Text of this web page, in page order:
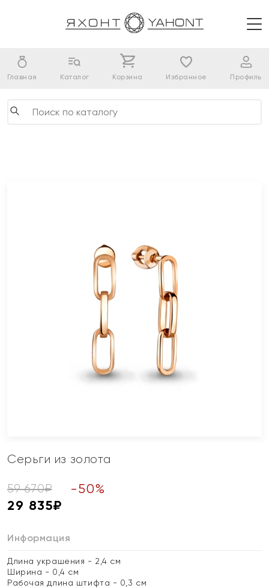
Главная Каталог Корзина Избранное Профиль
Серьги из золота
59 670₽ -50%
29 835₽
Информация
Длина украшения - 2,4 см
Ширина - 0,4 см
Рабочая длина штифта - 0,3 см